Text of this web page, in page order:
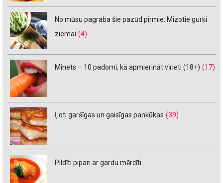
No mūsu pagraba šie pazūd pirmie: Mizotie gurķi
ziemai (4)
Minets – 10 padomi, kā apmierināt vīrieti (18+) (17)
Ļoti garšīgas un gaisīgas pankūkas (39)
Pildīti pipari ar gardu mērcīti